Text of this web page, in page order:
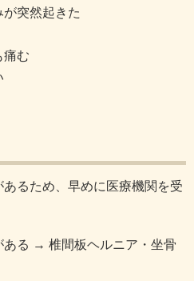
突然起きた
痛む
るため、早めに医療機関を受
ある → 椎間板ヘルニア・坐骨